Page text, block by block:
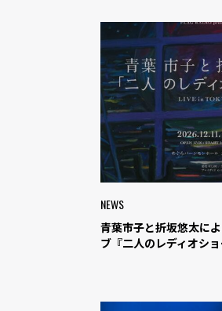
NEWS
青葉市子と折坂悠太に
ブ『二人のレディオシ